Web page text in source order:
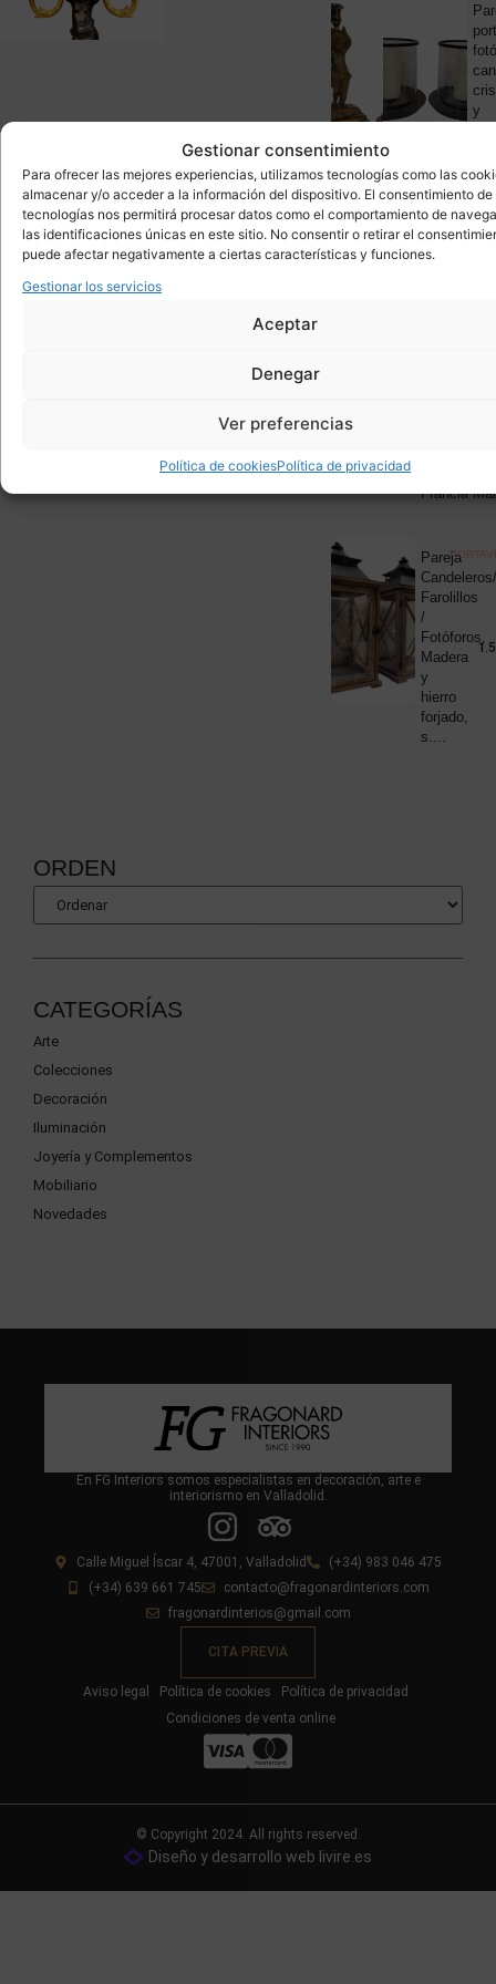
Gestionar consentimiento
Para ofrecer las mejores experiencias, utilizamos tecnologías como las
almacenar y/o acceder a la información del dispositivo. El consentimiento de
tecnologías nos permitirá procesar datos como el comportamiento de
las identificaciones únicas en este sitio. No consentir o retirar el
puede afectar negativamente a ciertas características y funciones.
Gestionar los servicios
Aceptar
Denegar
Ver preferencias
Política de cookiesPolítica de privacidad
candeleros
lámparas,
putti,
ormolú
hacia
1880
-
Fra...
y
-
Francia
Pareja
Candeleros/
Farolillos
/
Fotóforos,
Madera
y
hierro
forjado,
s....
ORDEN
CATEGORÍAS
Arte
Colecciones
Decoración
Iluminación
Joyería y Complementos
Mobiliario
Novedades
En FG Interiors somos especialistas en decoración, arte e
interiorismo en Valladolid.
Calle Miguel Íscar 4, 47001, Valladolid
(+34) 983 046 475
(+34) 639 661 745
contacto@fragonardinteriors.com
fragonardinterios@gmail.com
CITA PREVIA
Aviso legal Política de cookies
Política de privacidad
Condiciones de venta online
© Copyright 2024. All rights reserved.
Diseño y desarrollo web livire.es